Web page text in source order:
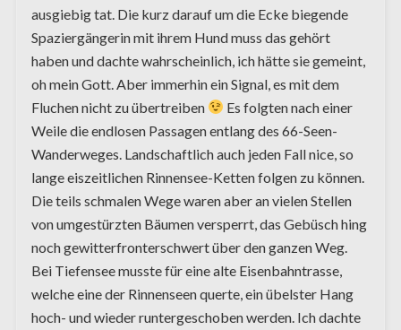
ausgiebig tat. Die kurz darauf um die Ecke biegende
Spaziergängerin mit ihrem Hund muss das gehört
haben und dachte wahrscheinlich, ich hätte sie gemeint,
oh mein Gott. Aber immerhin ein Signal, es mit dem
Fluchen nicht zu übertreiben
Es folgten nach einer
Weile die endlosen Passagen entlang des 66-Seen-
Wanderweges. Landschaftlich auch jeden Fall nice, so
lange eiszeitlichen Rinnensee-Ketten folgen zu können.
Die teils schmalen Wege waren aber an vielen Stellen
von umgestürzten Bäumen versperrt, das Gebüsch hing
noch gewitterfronterschwert über den ganzen Weg.
Bei Tiefensee musste für eine alte Eisenbahntrasse,
welche eine der Rinnenseen querte, ein übelster Hang
hoch- und wieder runtergeschoben werden. Ich dachte